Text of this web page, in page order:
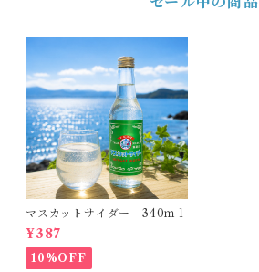
マスカットサイダー 340ｍｌ
¥387
10%OFF